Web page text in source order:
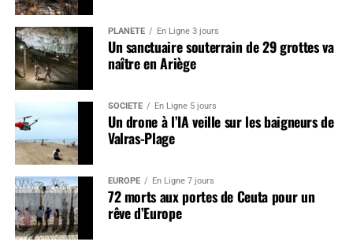
PLANÈTE En Ligne 3 jours
Un sanctuaire souterrain de 29 grottes va
naître en Ariège
SOCIÉTÉ En Ligne 5 jours
Un drone à l’IA veille sur les baigneurs de
Valras-Plage
EUROPE En Ligne 7 jours
72 morts aux portes de Ceuta pour un
rêve d’Europe